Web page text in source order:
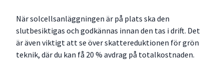
När solcellsanläggningen är på plats ska den
slutbesiktigas och godkännas innan den tas i drift. Det
är även viktigt att se över skattereduktionen för grön
teknik, där du kan få 20 % avdrag på totalkostnaden.